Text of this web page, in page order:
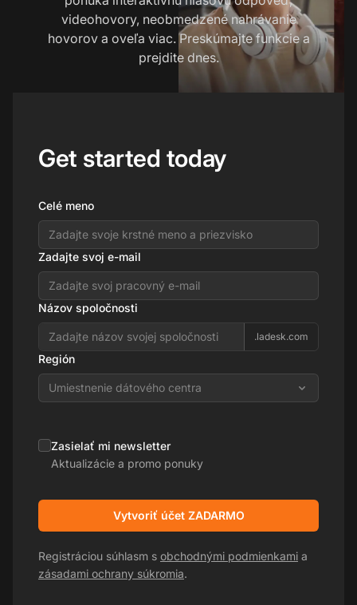
videohovory, neobmedzené nahrávanie
hovorov a oveľa viac. Preskúmajte funkcie a
prejdite dnes.
Get started today
Celé meno
Zadajte svoj e-mail
Názov spoločnosti
.ladesk.com
Región
Umiestnenie dátového centra
Zasielať mi newsletter
Aktualizácie a promo ponuky
Vytvoriť účet ZADARMO
Registráciou súhlasm s obchodnými podmienkami a
zásadami ochrany súkromia.